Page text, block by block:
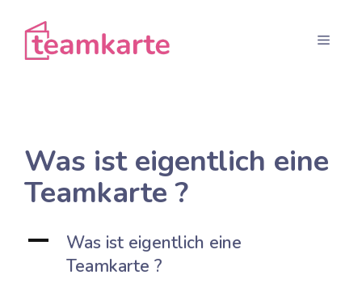
contenu
Menu
Was ist eigentlich eine
Teamkarte ?
A
Was ist eigentlich eine
Teamkarte ?